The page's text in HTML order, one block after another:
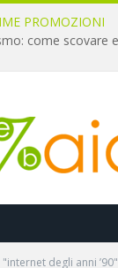
PROMOZIONI
degli anni ’90"